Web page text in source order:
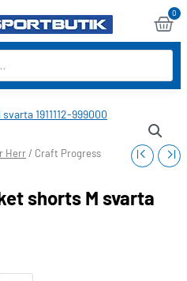
0
Herr/ Craft Progress
shorts M svarta